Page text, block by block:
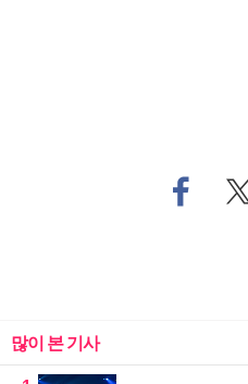
많이 본 기사